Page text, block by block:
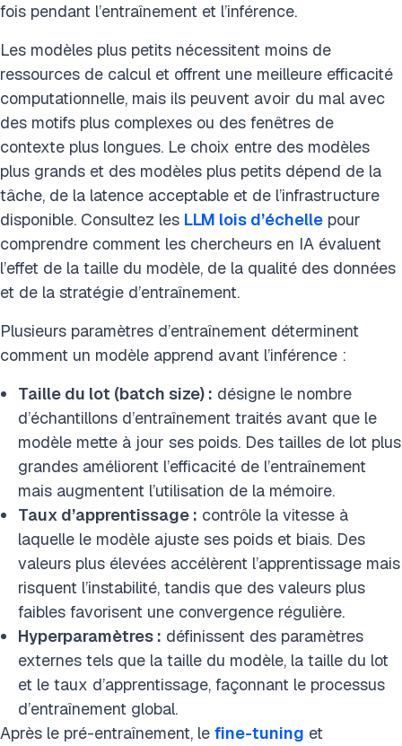
fois pendant l’entraînement et l’inférence.
Les modèles plus petits nécessitent moins de
ressources de calcul et offrent une meilleure efficacité
computationnelle, mais ils peuvent avoir du mal avec
des motifs plus complexes ou des fenêtres de
contexte plus longues. Le choix entre des modèles
plus grands et des modèles plus petits dépend de la
tâche, de la latence acceptable et de l’infrastructure
disponible. Consultez les LLM lois d’échelle pour
comprendre comment les chercheurs en IA évaluent
l’effet de la taille du modèle, de la qualité des données
et de la stratégie d’entraînement.
Plusieurs paramètres d’entraînement déterminent
comment un modèle apprend avant l’inférence :
Taille du lot (batch size) : désigne le nombre
d’échantillons d’entraînement traités avant que le
modèle mette à jour ses poids. Des tailles de lot plus
grandes améliorent l’efficacité de l’entraînement
mais augmentent l’utilisation de la mémoire.
Taux d’apprentissage : contrôle la vitesse à
laquelle le modèle ajuste ses poids et biais. Des
valeurs plus élevées accélèrent l’apprentissage mais
risquent l’instabilité, tandis que des valeurs plus
faibles favorisent une convergence régulière.
Hyperparamètres : définissent des paramètres
externes tels que la taille du modèle, la taille du lot
et le taux d’apprentissage, façonnant le processus
d’entraînement global.
Après le pré-entraînement, le fine-tuning et